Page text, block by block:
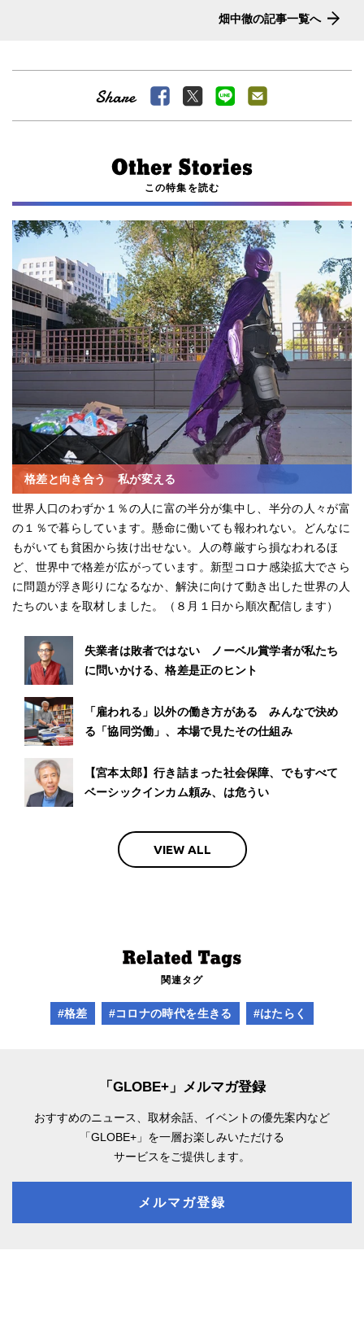
畑中徹の記事一覧へ
この特集を読む
格差と向き合う 私が変える
世界人口のわずか１％の人に富の半分が集中し、半分の人々が富
の１％で暮らしています。懸命に働いても報われない。どんなに
もがいても貧困から抜け出せない。人の尊厳すら損なわれるほ
ど、世界中で格差が広がっています。新型コロナ感染拡大でさら
に問題が浮き彫りになるなか、解決に向けて動き出した世界の人
たちのいまを取材しました。（８月１日から順次配信します）
失業者は敗者ではない ノーベル賞学者が私たち
に問いかける、格差是正のヒント
「雇われる」以外の働き方がある みんなで決め
る「協同労働」、本場で見たその仕組み
【宮本太郎】行き詰まった社会保障、でもすべて
ベーシックインカム頼み、は危うい
VIEW ALL
関連タグ
#格差 #コロナの時代を生きる #はたらく
「GLOBE+」メルマガ登録
おすすめのニュース、取材余話、 イベントの優先案内など
「GLOBE+」を一層お楽しみいただける
サービスをご提供します。
メルマガ登録